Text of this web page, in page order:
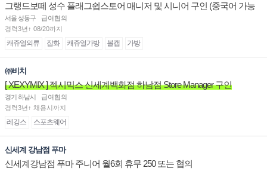
그랭드보떼 성수 플래그쉽스토어 매니저 및 시니어 구인 (중국어 가능
자)
서울 성동구
급여협의
경력3년↑ 08/20까지
캐쥬얼의류 잡화 캐쥬얼가방 볼캡 가방
㈜비치
[ XEXYMIX ] 젝시믹스 신세계백화점 하남점 Store Manager 구인
경기 하남시
급여협의
경력3년↑ 채용시까지
레깅스 스포츠웨어
신세계 강남점 푸마
신세계강남점 푸마 주니어 월6회 휴무 250 또는 협의